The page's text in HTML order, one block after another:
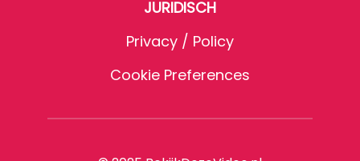
JURIDISCH
Privacy / Policy
Cookie Preferences